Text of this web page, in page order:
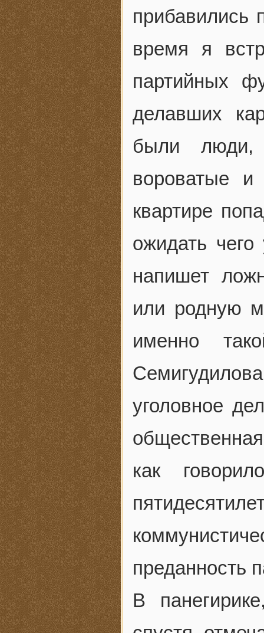
прибавились
время я
партийных
делавших
были люди,
вороватые
квартире
ожидать
напишет
или родную
именно
уголовное
как
преданность
В